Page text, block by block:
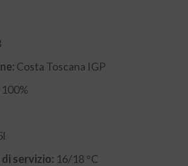
Costa Toscana IGP
servizio: 16/18 °C